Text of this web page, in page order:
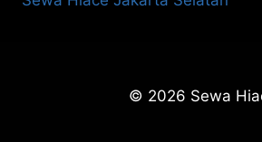
© 2026 Sewa